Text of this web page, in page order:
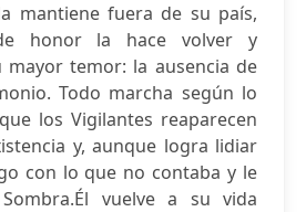
mantiene fuera de su país,
honor la hace volver y
mayor temor: la ausencia de
Todo marcha según lo
los Vigilantes reaparecen
y, aunque logra lidiar
con lo que no contaba y le
vuelve a su vida